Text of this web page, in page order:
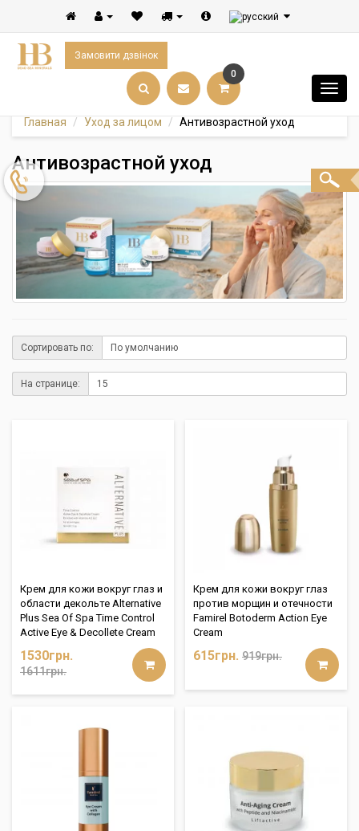
Замовити дзвінок
0
Главная Уход за лицом Антивозрастной уход
Антивозрастной уход
Сортировать по:
На странице:
Крем для кожи вокруг глаз и
области декольте Alternative
Plus Sea Of Spa Time Control
Active Eye & Decollete Cream
1530грн.
1611грн.
Крем для кожи вокруг глаз
против морщин и отечности
Famirel Botoderm Action Eye
Cream
615грн. 919грн.